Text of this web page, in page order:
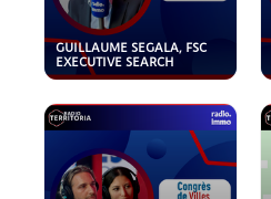
GUILLAUME SEGALA, FSC
EXECUTIVE SEARCH